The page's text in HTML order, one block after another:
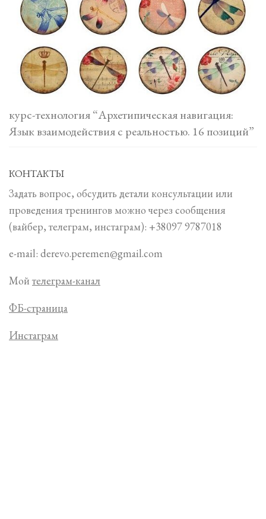
курс-технология “Архетипическая навигация:
Язык взаимодействия с реальностью. 16 позиций”
КОНТАКТЫ
Задать вопрос, обсудить детали консультации или
проведения тренингов можно через сообщения
(вайбер, телеграм, инстаграм): +38097 9787018
e-mail: derevo.peremen@gmail.com
Мой телеграм-канал
ФБ-страница
Инстаграм